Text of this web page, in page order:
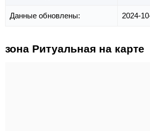
Данные обновлены: 2024-
зона Ритуальная на карте